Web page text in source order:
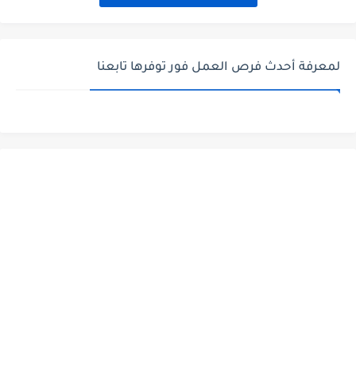
لمعرفة أحدث فرص العمل فور توفرها تابعنا